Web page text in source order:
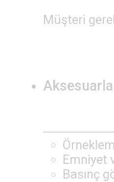
Müşteri
Emniyet
Basınç